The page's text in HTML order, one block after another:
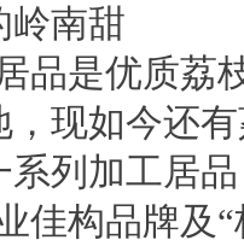
岭南甜
品是优质荔
现如今还
列加工居
佳构品牌及